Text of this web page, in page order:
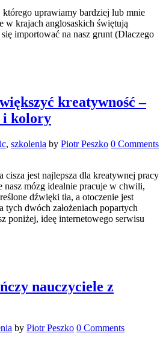
którego uprawiamy bardziej lub mnie
w krajach anglosaskich świętują
importować na nasz grunt (Dlaczego
kreatywność –
i kolory
, szkolenia by Piotr Peszko 0 Comments
cisza jest najlepsza dla kreatywnej pracy
nasz mózg idealnie pracuje w chwili,
dźwięki tła, a otoczenie jest
dwóch założeniach popartych
poniżej, ideę internetowego serwisu
nauczyciele z
by Piotr Peszko 0 Comments